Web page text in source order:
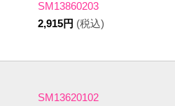
SM13860203
2,915円 (税込)
SM13620102